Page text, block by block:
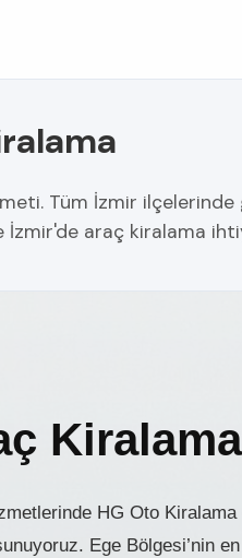
Tüm İzmir ilçelerinde
araç kiralama
Kiralama
HG Oto
Ege Bölgesi’nin